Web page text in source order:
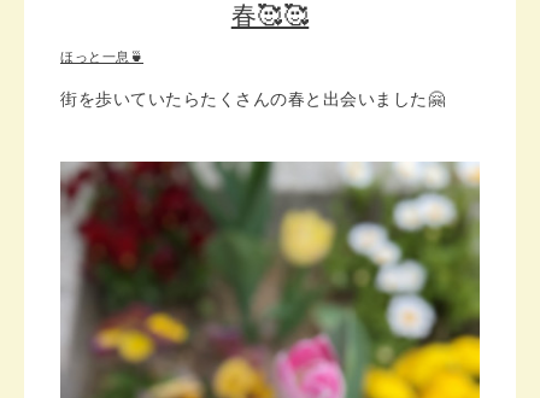
春🥰🥰
ほっと一息🍵
街を歩いていたらたくさんの春と出会いました🤗